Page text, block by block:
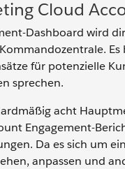
Cloud
Dashboard wird
für potenzielle
sprechen.
acht
Engagement-
Da es sich um
anpassen und